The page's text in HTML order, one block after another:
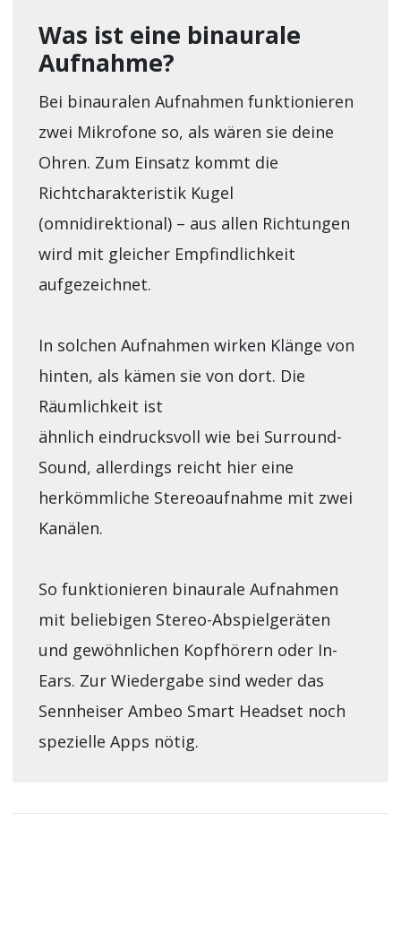
Was ist eine binaurale
Aufnahme?
Bei binauralen Aufnahmen funktionieren
zwei Mikrofone so, als wären sie deine
Ohren. Zum Einsatz kommt die
Richtcharakteristik Kugel
(omnidirektional) – aus allen Richtungen
wird mit gleicher Empfindlichkeit
aufgezeichnet.
In solchen Aufnahmen wirken Klänge von
hinten, als kämen sie von dort. Die
Räumlichkeit ist
ähnlich eindrucksvoll wie bei Surround-
Sound, allerdings reicht hier eine
herkömmliche Stereoaufnahme mit zwei
Kanälen.
So funktionieren binaurale Aufnahmen
mit beliebigen Stereo-Abspielgeräten
und gewöhnlichen Kopfhörern oder In-
Ears. Zur Wiedergabe sind weder das
Sennheiser Ambeo Smart Headset noch
spezielle Apps nötig.